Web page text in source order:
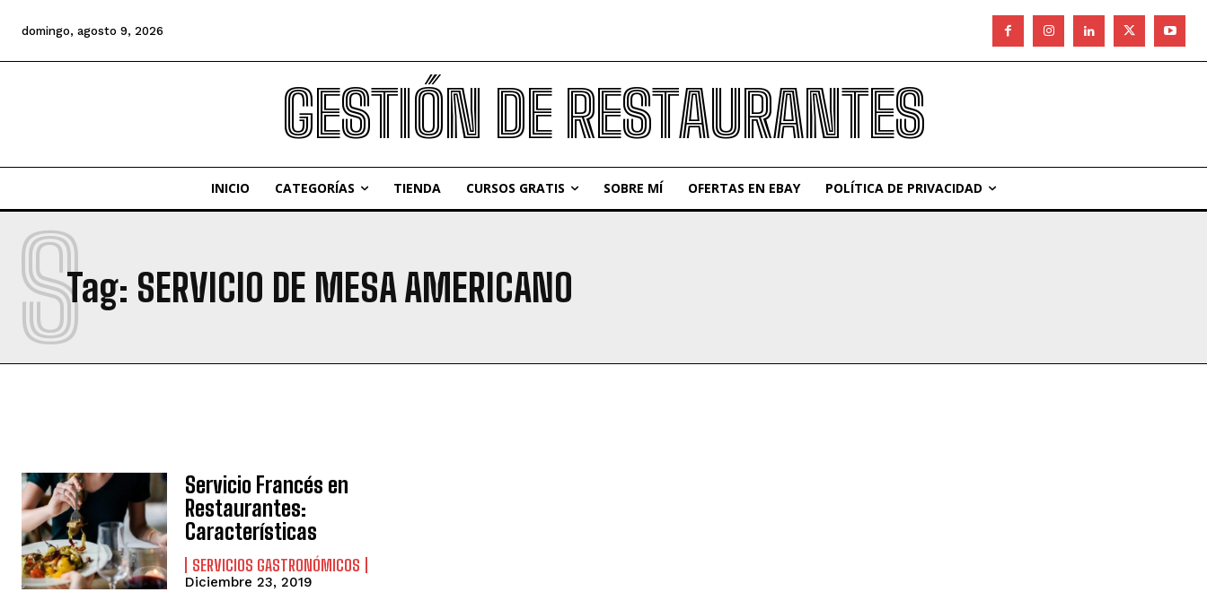
domingo, agosto 9, 2026
GESTIÓN DE RESTAURANTES
INICIO CATEGORÍAS TIENDA CURSOS GRATIS SOBRE MÍ OFERTAS EN EBAY POLÍTICA DE PRIVACIDAD
Tag: SERVICIO DE MESA AMERICANO
S
Servicio Francés en
Restaurantes:
Características
SERVICIOS GASTRONÓMICOS
Diciembre 23, 2019